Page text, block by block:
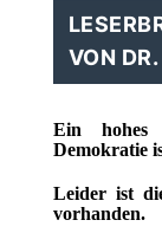
VON
Ein hohes
Demokratie
Leider ist
vorhanden.